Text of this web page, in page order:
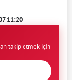
11:20
takip etmek için